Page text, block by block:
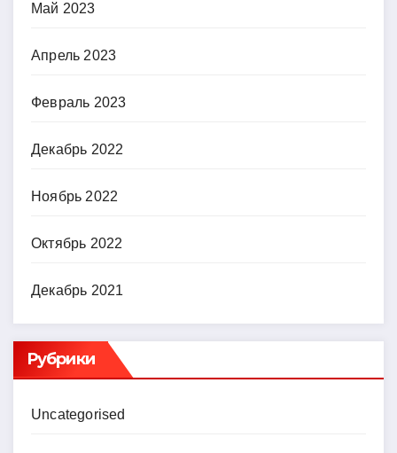
Май 2023
Апрель 2023
Февраль 2023
Декабрь 2022
Ноябрь 2022
Октябрь 2022
Декабрь 2021
Рубрики
Uncategorised